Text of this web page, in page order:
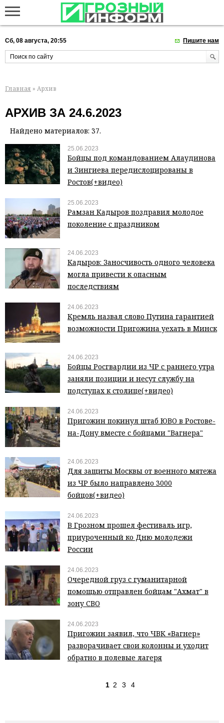
Сб, 08 августа, 20:55 Пишите нам
Главная » Архив
АРХИВ ЗА 24.6.2023
Найдено материалов: 37.
25.06.2023
Бойцы под командованием Алаудинова
и Зингиева передислоцированы в
Ростов(+видео)
25.06.2023
Рамзан Кадыров поздравил молодое
поколение с праздником
24.06.2023
Кадыров: Заносчивость одного человека
могла привести к опасным
последствиям
24.06.2023
Кремль назвал слово Путина гарантией
возможности Пригожина уехать в Минск
24.06.2023
Бойцы Росгвардии из ЧР с раннего утра
заняли позиции и несут службу на
подступах к столице(+видео)
24.06.2023
Пригожин покинул штаб ЮВО в Ростове-
на-Дону вместе с бойцами "Вагнера"
24.06.2023
Для защиты Москвы от военного мятежа
из ЧР было направлено 3000
бойцов(+видео)
24.06.2023
В Грозном прошел фестиваль игр,
приуроченный ко Дню молодежи
России
24.06.2023
Очередной груз с гуманитарной
помощью отправлен бойцам "Ахмат" в
зону СВО
24.06.2023
Пригожин заявил, что ЧВК «Вагнер»
разворачивает свои колонны и уходит
обратно в полевые лагеря
1 2 3 4